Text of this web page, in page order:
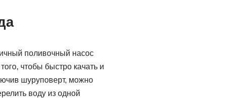
поливочный насос
чтобы быстро качать и
шуруповерт, можно
воду из одной